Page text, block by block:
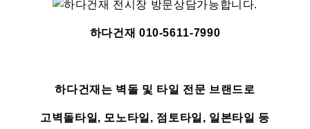
하다건재 010-5611-7990
하다건재는 벽돌 및 타일 전문 브랜드로
고벽돌타일, 모노타일, 점토타일, 일본타일 등